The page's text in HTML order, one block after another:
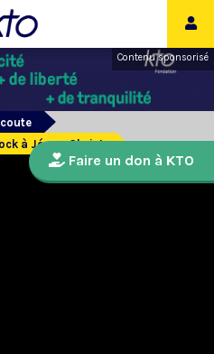
Contenu sponsorisé
à Jésus-Christ
Faire un don à KTO